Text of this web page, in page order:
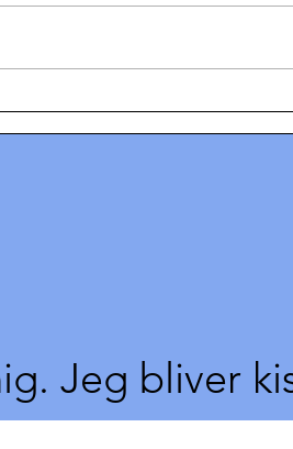
vandt!
Jeg bliver